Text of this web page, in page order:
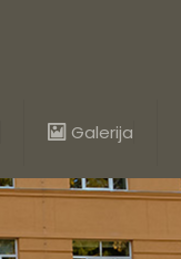
Galerija